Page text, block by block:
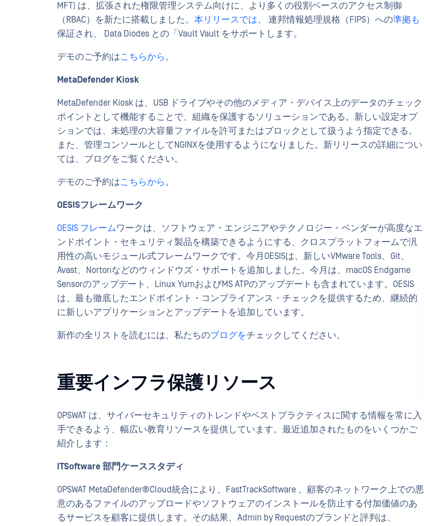
MFT) は、拡張された権限管理システム向けに、より多くの役割ベースのアクセス制御
（RBAC）を新たに搭載しました。 本リリースでは、 連邦情報処理規格（FIPS）への準拠も
保証され、 Data Diodes との「Vault Vault をサポートします。
デモのご予約はこちらから。
MetaDefender Kiosk
MetaDefender Kiosk は、USB ドライブやその他のメディア・デバイス上のデータのチェック
ポイントとして機能することで、組織を保護するソリューションである。新しい設定オプ
ションでは、未処理の大容量ファイルを許可またはブロックとして扱うよう指定できる。
また、管理コンソールとしてNGINXを使用するようになりました。新リリースの詳細につい
ては、ブログをご覧ください。
デモのご予約はこちらから。
OESISフレームワーク
OESIS フレームワークは、ソフトウェア・エンジニアやテクノロジー・ベンダーが高度なエ
ンドポイント・セキュリティ製品を構築できるようにする、クロスプラットフォームで汎
用性の高いモジュール式フレームワークです。今月OESISは、新しいVMware Tools、Git、
Avast、Nortonなどのウィンドウズ・サポートを追加しました。今月は、macOS Endgame
Sensorのアップデート、Linux YumおよびMS ATPのアップデートも含まれています。OESIS
は、最も徹底したエンドポイント・コンプライアンス・チェックを提供するため、継続的
に新しいアプリケーションとアップデートを追加しています。
新作の全リストを読むには、私たちのブログをチェックしてください。
重要インフラ保護リソース
OPSWAT は、サイバーセキュリティのトレンドやベストプラクティスに関する情報を常に入
手できるよう、幅広い教育リソースを提供しています。最近追加されたものをいくつかご
紹介します：
ITSoftware 部門ケーススタディ
OPSWAT MetaDefender®Cloud統合により、FastTrackSoftware 、顧客のネットワーク上での悪
意のあるファイルのアップロードやソフトウェアのインストールを防止する付加価値のあ
るサービスを顧客に提供します。その結果、Admin by Requestのブランドと評判は、